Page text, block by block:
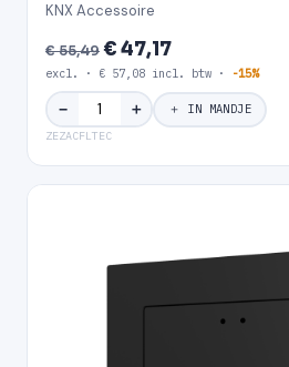
KNX Accessoire
€ 55,49€ 47,17
excl. · € 57,08 incl. btw · -15%
− ＋ ＋ IN MANDJE
ZEZACFLTEC